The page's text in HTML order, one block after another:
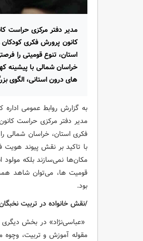
مدیر دفتر مرکزی حراست
کانون پرورش فکری کودکان
استان، تنوع قومیتی را
خراسان شمالی با پیشینه
های درون استانی، الگوی
به گزارش روابط عمومی
مدیر دفتر مرکزی حراست
فکری استان، خراسان شمالی
با تاکید بر نقش پیوند
مکان‌ها نمی‌سازند بلکه
قومیت ها، می‌توان شاهد
بود.
/نقش خانواده در تربیت
«عباسی‌نژاد» در بخش
مقوله آموزش و تربیت،